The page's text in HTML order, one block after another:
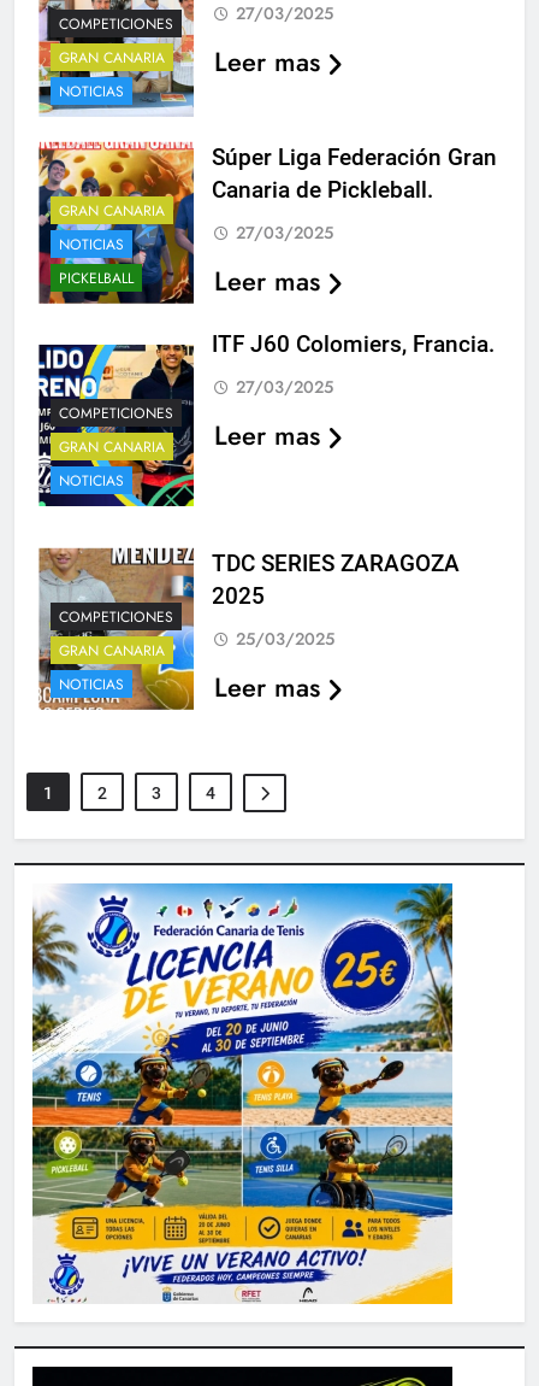
COMPETICIONES
GRAN CANARIA
NOTICIAS
27/03/2025
Leer mas
GRAN CANARIA
NOTICIAS
PICKELBALL
Súper Liga Federación Gran
Canaria de Pickleball.
27/03/2025
Leer mas
COMPETICIONES
GRAN CANARIA
NOTICIAS
ITF J60 Colomiers, Francia.
27/03/2025
Leer mas
COMPETICIONES
GRAN CANARIA
NOTICIAS
TDC SERIES ZARAGOZA
2025
25/03/2025
Leer mas
1 2 3 4